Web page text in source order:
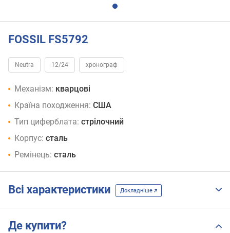
FOSSIL FS5792
Neutra 12/24 хронограф
Механізм: кварцові
Країна походження: США
Тип циферблата: стрілочний
Корпус: сталь
Ремінець: сталь
Всі характеристики Докладніше
Де купити?